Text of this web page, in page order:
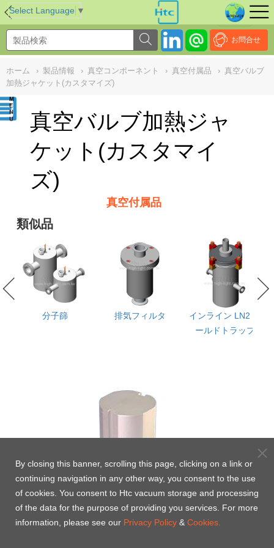
Select Language ▼
お問合せ
ホーム › 製品情報 › 真空コンポーネント › 真空付属品 › 真空バルブ
加熱ジャケット(カスタマイズ)
真空バルブ加熱ジャ
ケット(カスタマイ
ズ)
真空付属品
類似品
分子篩 排気フィルタ
インライン LN2 コ
ールドトラップ
NULL
By closing this banner, scrolling this page, clicking on a link or
continuing navigation in any other way, you consent to the use
of cookies. You consent to Htc vacuum storage and processing
of the data for the purpose of providing you services. For more
information, please see our Privacy Policy & Cookies.
//